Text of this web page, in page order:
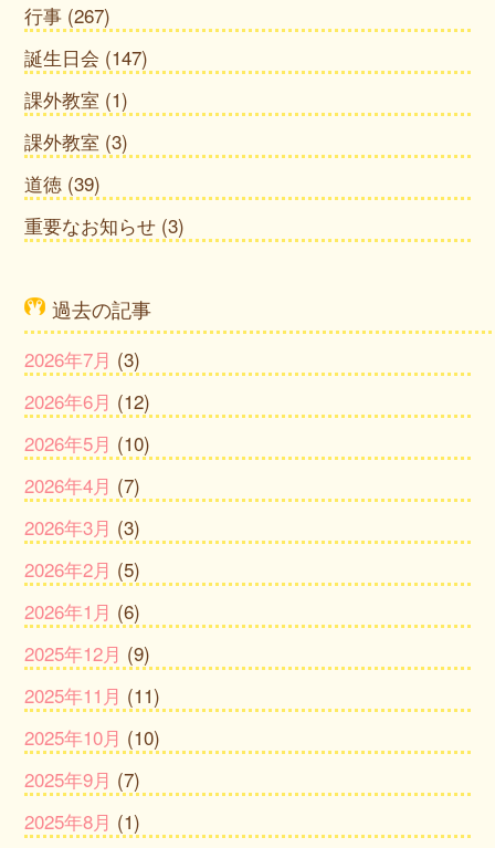
行事 (267)
誕生日会 (147)
課外教室 (1)
課外教室 (3)
道徳 (39)
重要なお知らせ (3)
過去の記事
2026年7月 (3)
2026年6月 (12)
2026年5月 (10)
2026年4月 (7)
2026年3月 (3)
2026年2月 (5)
2026年1月 (6)
2025年12月 (9)
2025年11月 (11)
2025年10月 (10)
2025年9月 (7)
2025年8月 (1)